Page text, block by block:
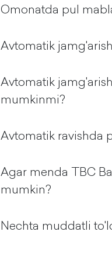
Omonatda pul
Avtomatik
Avtomatik
mumkinmi?
Avtomatik ravishda
Agar menda TBC
mumkin?
Nechta muddatli